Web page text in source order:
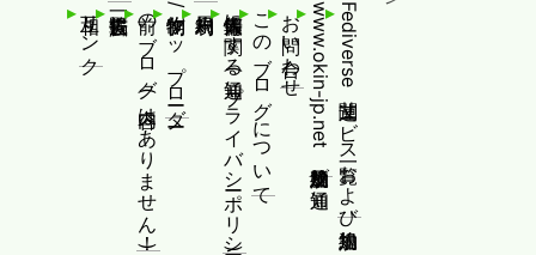
Fediverse関連サービス一覧および追加規約
www.okin-jp.net 追加規約及び通知
お問い合わせ
このブログについて
個人情報等に関する通知(プライバシーポリシー)
制作物/アップローダー
前のブログ(内容はありません！)
相互リンク